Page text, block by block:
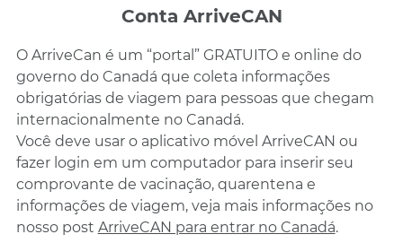
Conta ArriveCAN
O ArriveCan é um “portal” GRATUITO e online do
governo do Canadá que coleta informações
obrigatórias de viagem para pessoas que chegam
internacionalmente no Canadá.
Você deve usar o aplicativo móvel ArriveCAN ou
fazer login em um computador para inserir seu
comprovante de vacinação, quarentena e
informações de viagem, veja mais informações no
nosso post ArriveCAN para entrar no Canadá.